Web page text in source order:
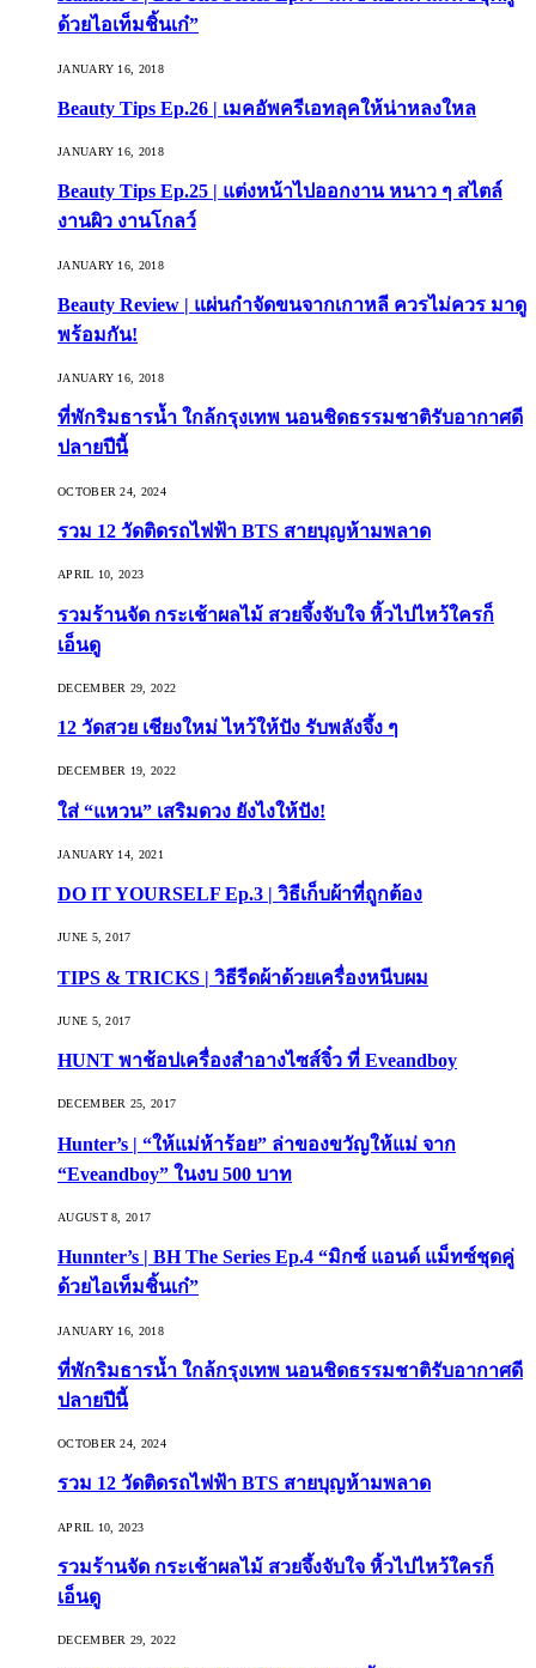
ด้วยไอเท็มชิ้นเก๋”
JANUARY 16, 2018
Beauty Tips Ep.26 | เมคอัพครีเอทลุคให้น่าหลงใหล
JANUARY 16, 2018
Beauty Tips Ep.25 | แต่งหน้าไปออกงาน หนาว ๆ สไตล์
งานผิว งานโกลว์
JANUARY 16, 2018
Beauty Review | แผ่นกำจัดขนจากเกาหลี ควรไม่ควร มาดู
พร้อมกัน!
JANUARY 16, 2018
ที่พักริมธารน้ำ ใกล้กรุงเทพ นอนชิดธรรมชาติรับอากาศดี
ปลายปีนี้
OCTOBER 24, 2024
รวม 12 วัดติดรถไฟฟ้า BTS สายบุญห้ามพลาด
APRIL 10, 2023
รวมร้านจัด กระเช้าผลไม้ สวยจึ้งจับใจ หิ้วไปไหว้ใครก็
เอ็นดู
DECEMBER 29, 2022
12 วัดสวย เชียงใหม่ ไหว้ให้ปัง รับพลังจึ้ง ๆ
DECEMBER 19, 2022
ใส่ “แหวน” เสริมดวง ยังไงให้ปัง!
JANUARY 14, 2021
DO IT YOURSELF Ep.3 | วิธีเก็บผ้าที่ถูกต้อง
JUNE 5, 2017
TIPS & TRICKS | วิธีรีดผ้าด้วยเครื่องหนีบผม
JUNE 5, 2017
HUNT พาช้อปเครื่องสำอางไซส์จิ๋ว ที่ Eveandboy
DECEMBER 25, 2017
Hunter’s | “ให้แม่ห้าร้อย” ล่าของขวัญให้แม่ จาก
“Eveandboy” ในงบ 500 บาท
AUGUST 8, 2017
Hunnter’s | BH The Series Ep.4 “มิกซ์ แอนด์ แม็ทซ์ชุดคู่
ด้วยไอเท็มชิ้นเก๋”
JANUARY 16, 2018
ที่พักริมธารน้ำ ใกล้กรุงเทพ นอนชิดธรรมชาติรับอากาศดี
ปลายปีนี้
OCTOBER 24, 2024
รวม 12 วัดติดรถไฟฟ้า BTS สายบุญห้ามพลาด
APRIL 10, 2023
รวมร้านจัด กระเช้าผลไม้ สวยจึ้งจับใจ หิ้วไปไหว้ใครก็
เอ็นดู
DECEMBER 29, 2022